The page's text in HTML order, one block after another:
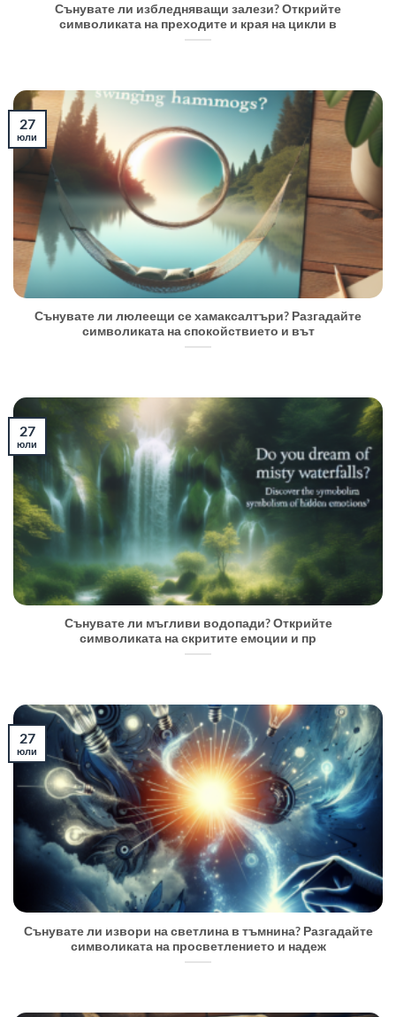
Сънувате ли избледняващи залези? Открийте
символиката на преходите и края на цикли в
Сънувате ли люлеещи се хамаксалтъри? Разгадайте
символиката на спокойствието и вът
27
юли
Сънувате ли мъгливи водопади? Открийте
символиката на скритите емоции и пр
27
юли
Сънувате ли извори на светлина в тъмнина? Разгадайте
символиката на просветлението и надеж
27
юли